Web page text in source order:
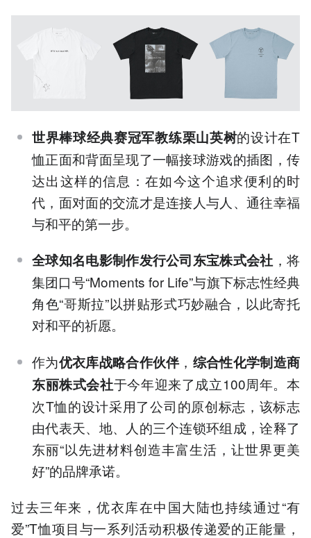
世界棒球经典赛冠军教练栗山英树的设计在T
恤正面和背面呈现了一幅接球游戏的插图，传
达出这样的信息：在如今这个追求便利的时
代，面对面的交流才是连接人与人、通往幸福
与和平的第一步。
全球知名电影制作发行公司东宝株式会社 ，将
集团口号“Moments for Life”与旗下标志性经典
角色“哥斯拉”以拼贴形式巧妙融合，以此寄托
对和平的祈愿。
作为优衣库战略合作伙伴， 综合性化学制造商
东丽株式会社于今年迎来了成立100周年。本
次T恤的设计采用了公司的原创标志，该标志
由代表天、地、人的三个连锁环组成，诠释了
东丽“以先进材料创造丰富生活，让世界更美
好”的品牌承诺。
过去三年来，优衣库在中国大陆也持续通过“有
爱”T恤项目与一系列活动积极传递爱的正能量，